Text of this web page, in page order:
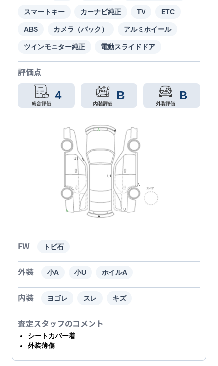
スマートキー カーナビ純正 TV ETC
ABS カメラ（バック） アルミホイール
ツインモニター純正 電動スライドドア
評価点
4 B B
FW トビ石
外装 小A 小U ホイルA
内装 ヨゴレ スレ キズ
査定スタッフのコメント
シートカバー着
外装薄傷